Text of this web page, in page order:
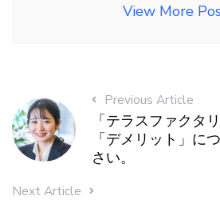
View More
Previous Article
「テラスファクタ
「デメリット」に
さい。
Next Article